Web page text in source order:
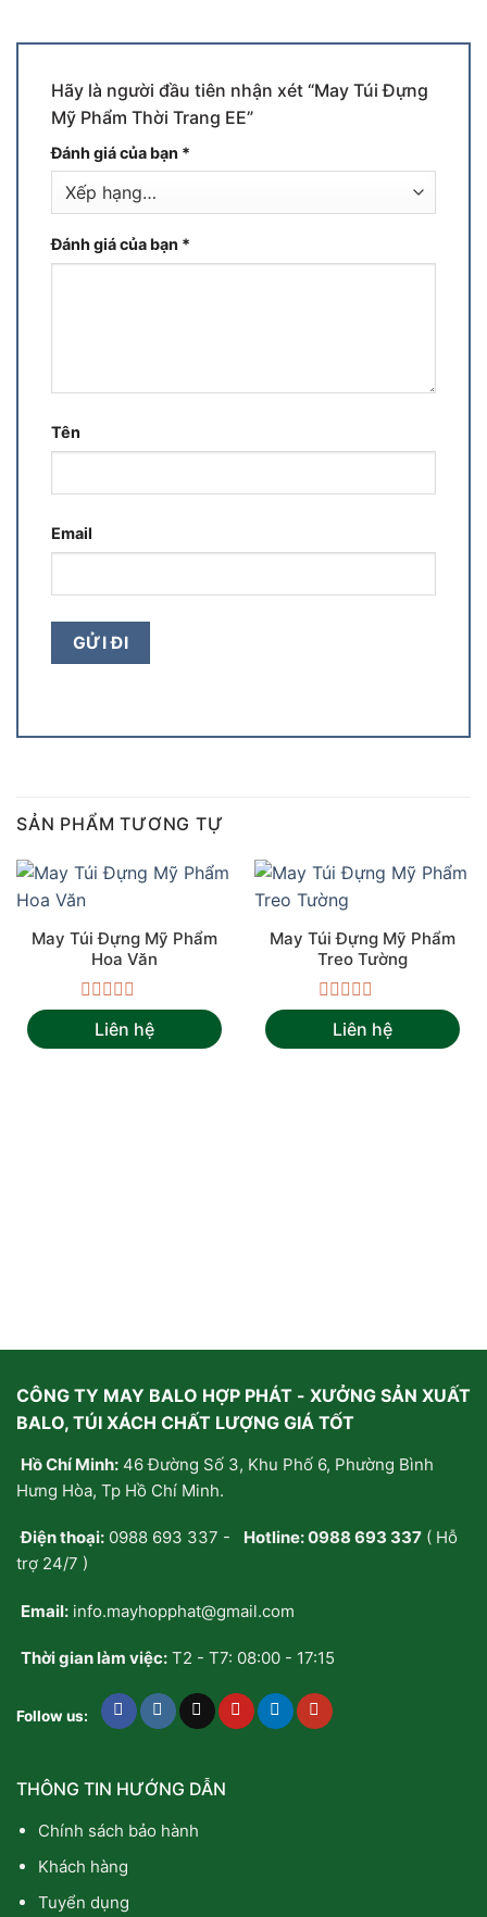
Hãy là người đầu tiên nhận xét “May Túi Đựng
Mỹ Phẩm Thời Trang EE”
Đánh giá của bạn *
Đánh giá của bạn *
Tên
Email
SẢN PHẨM TƯƠNG TỰ
May Túi Đựng Mỹ Phẩm
Hoa Văn
Được
xếp
hạng
Liên hệ
May Túi Đựng Mỹ Phẩm
Treo Tường
Được
xếp
hạng
Liên hệ
CÔNG TY MAY BALO HỢP PHÁT - XƯỞNG SẢN XUẤT
BALO, TÚI XÁCH CHẤT LƯỢNG GIÁ TỐT
Hồ Chí Minh: 46 Đường Số 3, Khu Phố 6, Phường Bình
Hưng Hòa, Tp Hồ Chí Minh.
Điện thoại: 0988 693 337 - Hotline:0988 693 337 ( Hỗ
trợ 24/7 )
Email: info.mayhopphat@gmail.com
Thời gian làm việc: T2 - T7: 08:00 - 17:15
Follow us:
THÔNG TIN HƯỚNG DẪN
Chính sách bảo hành
Khách hàng
Tuyển dụng